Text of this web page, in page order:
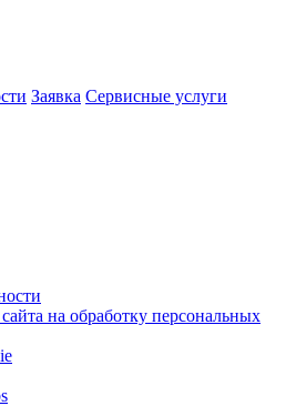
Заявка Сервисные услуги
на обработку персональных